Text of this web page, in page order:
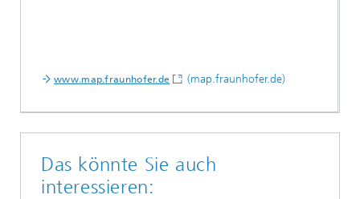
www.map.fraunhofer.de (map.fraunhofer.de)
Das könnte Sie auch
interessieren: